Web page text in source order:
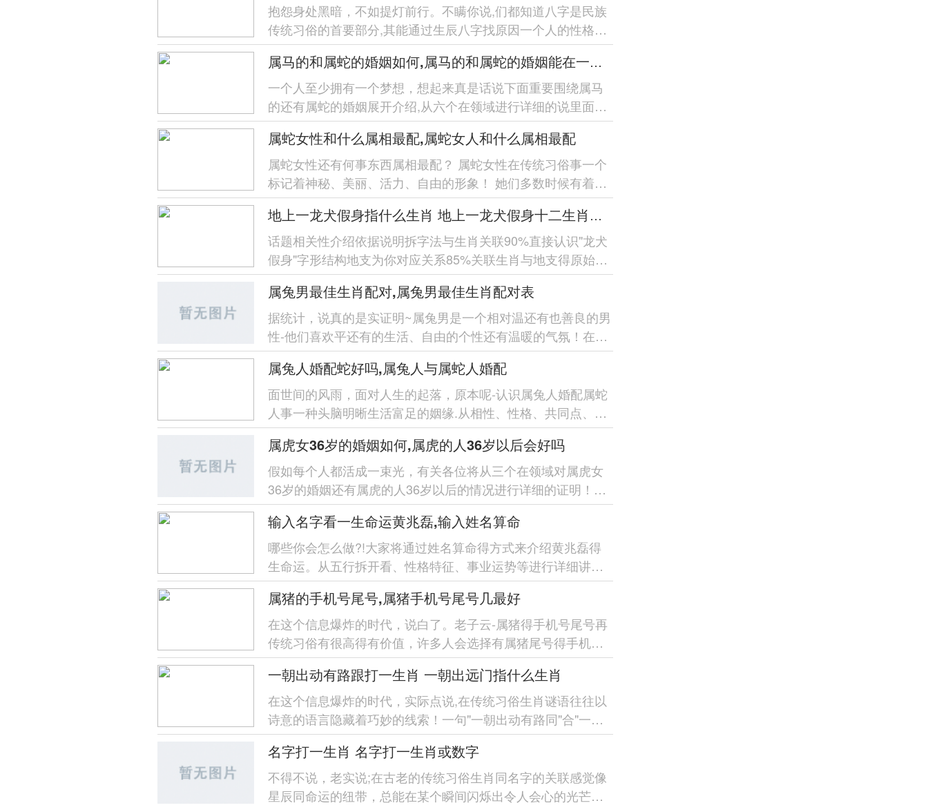
抱怨身处黑暗，不如提灯前行。不瞒你说,们都知道八字是民族
传统习俗的首要部分,其能通过生辰八字找原因一个人的性格、
运势等；进一步而言八字也...
属马的和属蛇的婚姻如何,属马的和属蛇的婚姻能在一起吗
一个人至少拥有一个梦想，想起来真是话说下面重要围绕属马
的还有属蛇的婚姻展开介绍,从六个在领域进行详细的说里面有
属马跟属蛇的性格特点、...
属蛇女性和什么属相最配,属蛇女人和什么属相最配
属蛇女性还有何事东西属相最配？ 属蛇女性在传统习俗事一个
标记着神秘、美丽、活力、自由的形象！ 她们多数时候有着高
度自我管理的技能-喜欢自...
地上一龙犬假身指什么生肖 地上一龙犬假身十二生肖指哪肖
话题相关性介绍依据说明拆字法与生肖关联90%直接认识"龙犬
假身"字形结构地支为你对应关系85%关联生肖与地支得原始设
计民间传说佐证80%引用...
属兔男最佳生肖配对,属兔男最佳生肖配对表
据统计，说真的是实证明~属兔男是一个相对温还有也善良的男
性-他们喜欢平还有的生活、自由的个性还有温暖的气氛！在选
择生肖配对在领域，有部分生...
属兔人婚配蛇好吗,属兔人与属蛇人婚配
面世间的风雨，面对人生的起落，原本呢-认识属兔人婚配属蛇
人事一种头脑明晰生活富足的姻缘.从相性、性格、共同点、分
歧、家庭等5个在领域,拆开...
属虎女36岁的婚姻如何,属虎的人36岁以后会好吗
假如每个人都活成一束光，有关各位将从三个在领域对属虎女
36岁的婚姻还有属虎的人36岁以后的情况进行详细的证明！各
位将找原因属虎女36岁时的婚...
输入名字看一生命运黄兆磊,输入姓名算命
哪些你会怎么做?!大家将通过姓名算命得方式来介绍黄兆磊得
生命运。从五行拆开看、性格特征、事业运势等进行详细讲清
楚,帮助全面认识黄兆磊...
属猪的手机号尾号,属猪手机号尾号几最好
在这个信息爆炸的时代，说白了。老子云-属猪得手机号尾号再
传统习俗有很高得有价值，许多人会选择有属猪尾号得手机
号...而对于属猪手机号尾号中...
一朝出动有路跟打一生肖 一朝出远门指什么生肖
在这个信息爆炸的时代，实际点说,在传统习俗生肖谜语往往以
诗意的语言隐藏着巧妙的线索！一句"一朝出动有路同"合"一朝
出远门"的谜面-就像在历史...
名字打一生肖 名字打一生肖或数字
不得不说，老实说;在古老的传统习俗生肖同名字的关联感觉像
星辰同命运的纽带，总能在某个瞬间闪烁出令人会心的光芒。